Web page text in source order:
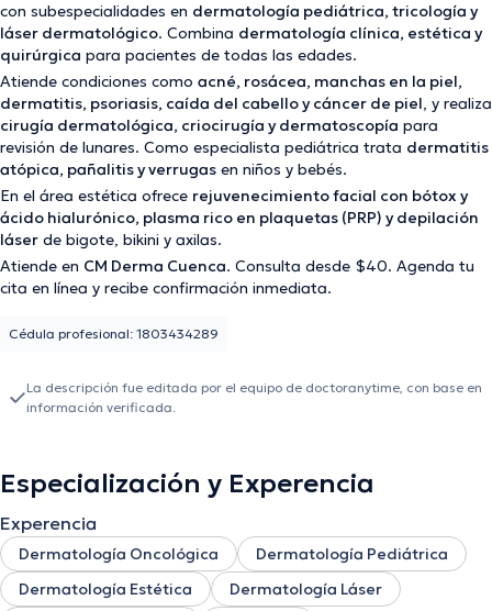
con subespecialidades en dermatología pediátrica, tricología y
láser dermatológico. Combina dermatología clínica, estética y
quirúrgica para pacientes de todas las edades.
Atiende condiciones como acné, rosácea, manchas en la piel,
dermatitis, psoriasis, caída del cabello y cáncer de piel, y realiza
cirugía dermatológica, criocirugía y dermatoscopía para
revisión de lunares. Como especialista pediátrica trata dermatitis
atópica, pañalitis y verrugas en niños y bebés.
En el área estética ofrece rejuvenecimiento facial con bótox y
ácido hialurónico, plasma rico en plaquetas (PRP) y depilación
láser de bigote, bikini y axilas.
Atiende en CM Derma Cuenca. Consulta desde $40. Agenda tu
cita en línea y recibe confirmación inmediata.
Cédula profesional: 1803434289
La descripción fue editada por el equipo de doctoranytime, con base en
información verificada.
Especialización y Experencia
Experencia
Dermatología Oncológica
Dermatología Pediátrica
Dermatología Estética
Dermatología Láser